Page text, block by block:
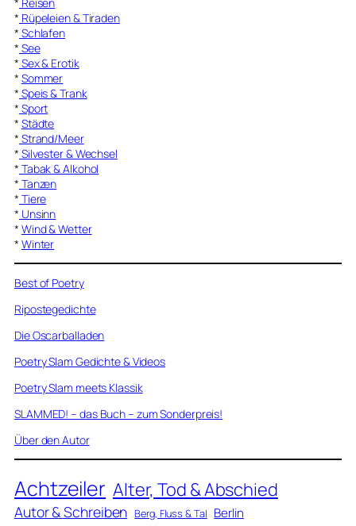
* Rüpeleien & Tiraden
* Schlafen
* See
* Sex & Erotik
* Sommer
* Speis & Trank
* Sport
* Städte
* Strand/Meer
* Silvester & Wechsel
* Tabak & Alkohol
* Tanzen
* Tiere
* Unsinn
* Wind & Wetter
* Winter
Best of Poetry
Ripostegedichte
Die Oscarballaden
Poetry Slam Gedichte & Videos
Poetry Slam meets Klassik
SLAMMED! – das Buch – zum Sonderpreis!
Über den Autor
Achtzeiler Alter, Tod & Abschied
Autor & Schreiben Berg, Fluss & Tal Berlin